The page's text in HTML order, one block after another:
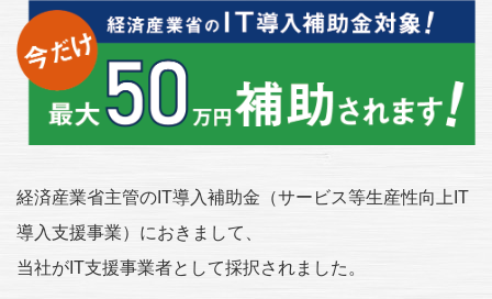
経済産業省主管のIT導入補助金（サービス等生産性向上IT
導入支援事業）におきまして、
当社がIT支援事業者として採択されました。